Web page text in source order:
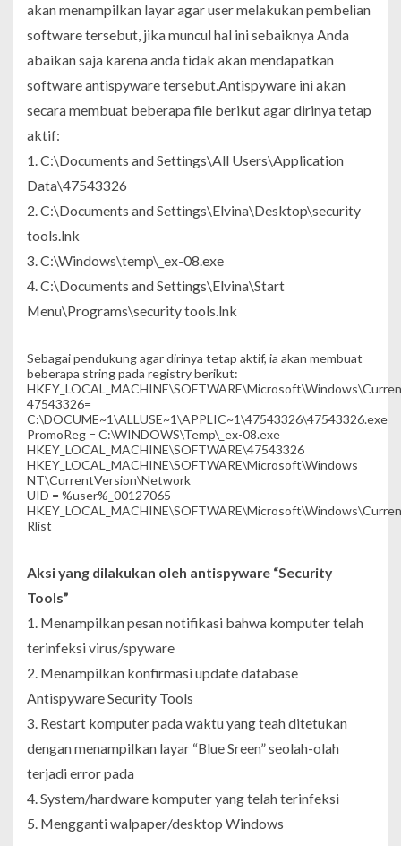
akan menampilkan layar agar user melakukan pembelian
software tersebut, jika muncul hal ini sebaiknya Anda
abaikan saja karena anda tidak akan mendapatkan
software antispyware tersebut.Antispyware ini akan
secara membuat beberapa file berikut agar dirinya tetap
aktif:
1. C:\Documents and Settings\All Users\Application
Data\47543326
2. C:\Documents and Settings\Elvina\Desktop\security
tools.lnk
3. C:\Windows\temp\_ex-08.exe
4. C:\Documents and Settings\Elvina\Start
Menu\Programs\security tools.lnk
Sebagai pendukung agar dirinya tetap aktif, ia akan membuat
beberapa string pada registry berikut:
47543326=
C:\DOCUME~1\ALLUSE~1\APPLIC~1\47543326\47543326.exe
PromoReg = C:\WINDOWS\Temp\_ex-08.exe
HKEY_LOCAL_MACHINE\SOFTWARE\47543326
HKEY_LOCAL_MACHINE\SOFTWARE\Microsoft\Windows
NT\CurrentVersion\Network
UID = %user%_00127065
Rlist
Aksi yang dilakukan oleh antispyware “Security
Tools”
1. Menampilkan pesan notifikasi bahwa komputer telah
terinfeksi virus/spyware
2. Menampilkan konfirmasi update database
Antispyware Security Tools
3. Restart komputer pada waktu yang teah ditetukan
dengan menampilkan layar “Blue Sreen” seolah-olah
terjadi error pada
4. System/hardware komputer yang telah terinfeksi
5. Mengganti walpaper/desktop Windows